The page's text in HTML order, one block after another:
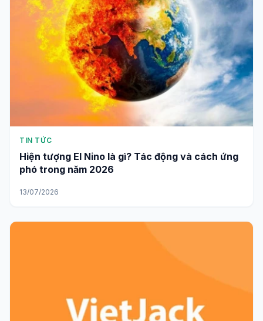
TIN TỨC
Hiện tượng El Nino là gì? Tác động và cách ứng
phó trong năm 2026
13/07/2026